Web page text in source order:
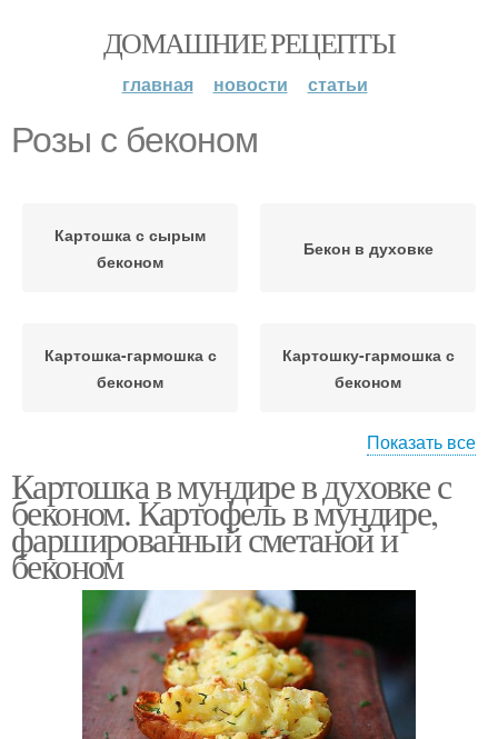
ДОМАШНИЕ РЕЦЕПТЫ
главная новости статьи
Розы с беконом
Картошка с сырым
беконом
Бекон в духовке
Картошка-гармошка с
беконом
Картошку-гармошка с
беконом
Картошка в беконе Картофельные розы
Картошка с беконом Картофель с беконом
Картошки в беконе
Показать все
Картошка в мундире в духовке с
беконом. Картофель в мундире,
фаршированный сметаной и
беконом